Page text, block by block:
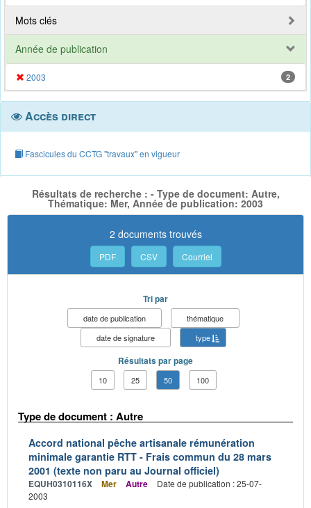
Mots clés
Année de publication
2003 2
Accès direct
Fascicules du CCTG "travaux" en vigueur
Résultats de recherche : - Type de document: Autre,
Thématique: Mer, Année de publication: 2003
2 documents trouvés
PDF CSV Courriel
Tri par
date de publication
thématique
date de signature
type
Résultats par page
10 25 50 100
Type de document : Autre
Accord national pêche artisanale rémunération
minimale garantie RTT - Frais commun du 28 mars
2001 (texte non paru au Journal officiel)
EQUH0310116X Mer Autre
Date de publication : 25-07-
2003